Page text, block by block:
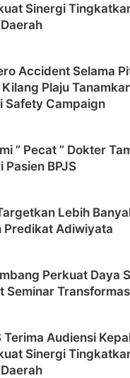
Sinergi
Accident Selama
Plaju
Safety Campaign
” Pecat ” Dokter
BPJS
Lebih
Predikat Adiwiyata
Perkuat Daya
Seminar
Terima Audiensi
Sinergi